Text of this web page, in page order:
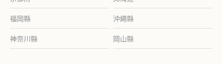
福岡縣 沖繩縣
神奈川縣 岡山縣